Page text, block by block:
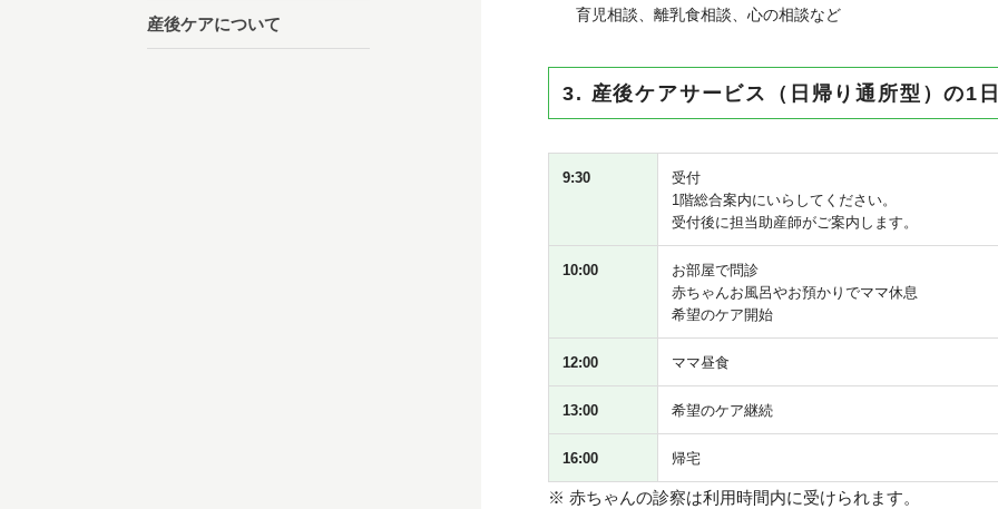
育児相談、離乳食相談、心の相談など
3. 産後ケアサービス（日帰り通所型）の1
9:30
受付
1階総合案内にいらしてください。
受付後に担当助産師がご案内します。
10:00
お部屋で問診
赤ちゃんお風呂やお預かりでママ休息
希望のケア開始
12:00 ママ昼食
13:00 希望のケア継続
16:00 帰宅
※ 赤ちゃんの診察は利用時間内に受けられます。
産後ケアについて